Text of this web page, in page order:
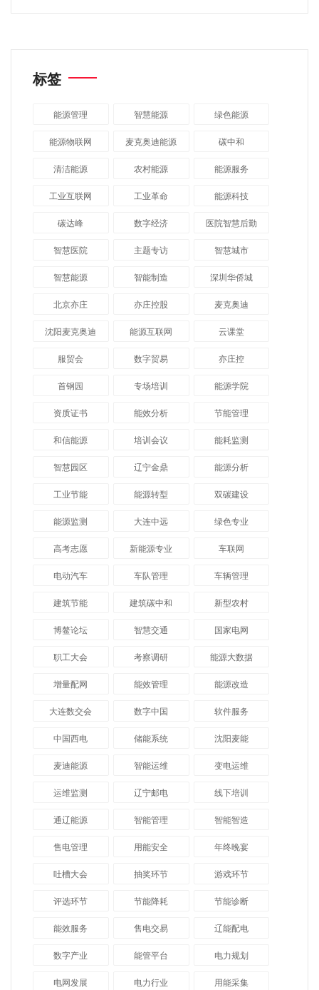
标签
能源管理 智慧能源 绿色能源
能源物联网 麦克奥迪能源 碳中和
清洁能源 农村能源 能源服务
工业互联网 工业革命 能源科技
碳达峰 数字经济 医院智慧后勤
智慧医院 主题专访 智慧城市
​智慧能源 智能制造 深圳华侨城
北京亦庄 亦庄控股 麦克奥迪
沈阳麦克奥迪 能源互联网 云课堂
服贸会 数字贸易 亦庄控
首钢园 专场培训 能源学院
资质证书 能效分析 节能管理
和信能源 培训会议 能耗监测
智慧园区 辽宁金鼎 能源分析
工业节能 能源转型 双碳建设
能源监测 大连中远 绿色专业
高考志愿 新能源专业 车联网
电动汽车 车队管理 车辆管理
建筑节能 建筑碳中和 新型农村
博鳌论坛 智慧交通 国家电网
职工大会 考察调研 能源大数据
增量配网 能效管理 能源改造
大连数交会 数字中国 软件服务
中国西电 储能系统 沈阳麦能
麦迪能源 智能运维 变电运维
运维监测 辽宁邮电 线下培训
通辽能源 智能管理 智能智造
售电管理 用能安全 年终晚宴
吐槽大会 抽奖环节 游戏环节
评选环节 节能降耗 节能诊断
能效服务 售电交易 辽能配电
数字产业 能管平台 电力规划
电网发展 电力行业 用能采集